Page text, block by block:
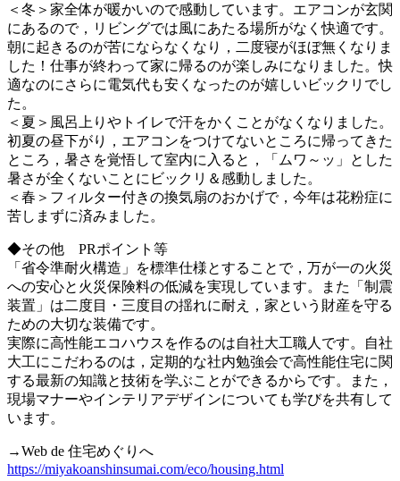
＜冬＞家全体が暖かいので感動しています。エアコンが玄関
にあるので，リビングでは風にあたる場所がなく快適です。
朝に起きるのが苦にならなくなり，二度寝がほぼ無くなりま
した！仕事が終わって家に帰るのが楽しみになりました。快
適なのにさらに電気代も安くなったのが嬉しいビックリでし
た。
＜夏＞風呂上りやトイレで汗をかくことがなくなりました。
初夏の昼下がり，エアコンをつけてないところに帰ってきた
ところ，暑さを覚悟して室内に入ると，「ムワ～ッ」とした
暑さが全くないことにビックリ＆感動しました。
＜春＞フィルター付きの換気扇のおかげで，今年は花粉症に
苦しまずに済みました。
◆その他 PRポイント等
「省令準耐火構造」を標準仕様とすることで，万が一の火災
への安心と火災保険料の低減を実現しています。また「制震
装置」は二度目・三度目の揺れに耐え，家という財産を守る
ための大切な装備です。
実際に高性能エコハウスを作るのは自社大工職人です。自社
大工にこだわるのは，定期的な社内勉強会で高性能住宅に関
する最新の知識と技術を学ぶことができるからです。また，
現場マナーやインテリアデザインについても学びを共有して
います。
→Web de 住宅めぐりへ
https://miyakoanshinsumai.com/eco/housing.html